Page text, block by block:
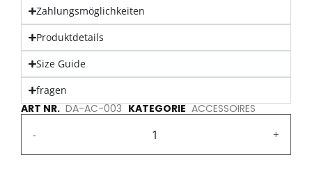
Zahlungsmöglichkeiten
Produktdetails
Size Guide
fragen
ART NR. DA-AC-003 KATEGORIE ACCESSOIRES
-
+